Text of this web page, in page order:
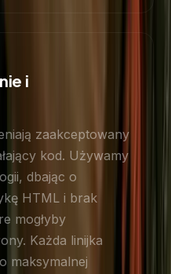
i
zaakceptowany
kod. Używamy
dbając o
HTML i brak
mogłyby
Każda linijka
maksymalnej